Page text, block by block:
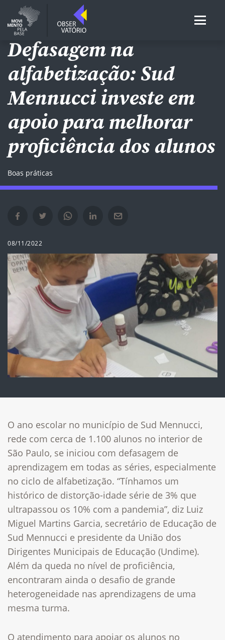
EDUCAÇÃO INFANTIL
Defasagem na
alfabetização: Sud
Mennucci investe em
apoio para melhorar
proficiência dos alunos
Boas práticas
Compartilhar no Facebook em nova janela
Compartilhar no Twitter em nova janela
Compartilhar no Whatsapp em nova janela
Compartilhar no Linkedin em nova janela
Compartilhar por e-mail em nova janela
08/11/2022
O ano escolar no município de Sud Mennucci,
rede com cerca de 1.100 alunos no interior de
São Paulo, se iniciou com defasagem de
aprendizagem em todas as séries, especialmente
no ciclo de alfabetização. “Tínhamos um
histórico de distorção-idade série de 3% que
ultrapassou os 10% com a pandemia”, diz Luiz
Miguel Martins Garcia, secretário de Educação de
Sud Mennucci e presidente da União dos
Dirigentes Municipais de Educação (Undime).
Além da queda no nível de proficiência,
encontraram ainda o desafio de grande
heterogeneidade nas aprendizagens de uma
mesma turma.
O atendimento para apoiar os alunos no